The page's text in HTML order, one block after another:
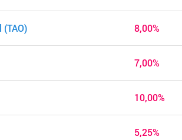
(TAO) 8,00%
7,00%
10,00%
5,25%